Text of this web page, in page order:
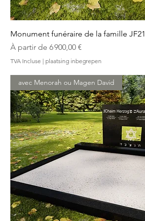
Monument funéraire de la famille JF21
À partir de 6 900,00 €
Prix promotionnel
TVA Incluse | plaatsing inbegrepen
avec Menorah ou Magen David